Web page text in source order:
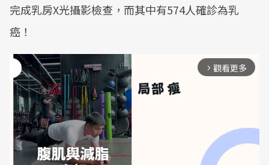
完成乳房X光攝影檢查，而其中有574人確診為乳
癌！
arrow_forward_ios 觀看更多